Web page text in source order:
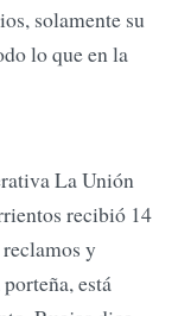
solamente su
lo que en la
La Unión
recibió 14
y
está